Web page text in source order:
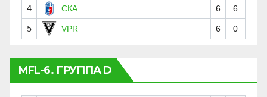
4
СКА 6 6
5 VPR 6 0
MFL-6. ГРУППА D